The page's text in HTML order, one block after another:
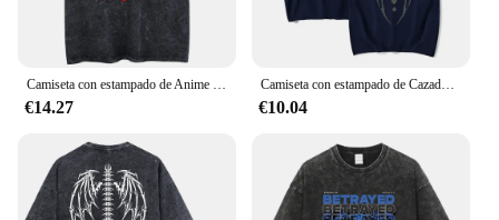
€14.27
Camiseta con estampado de Cazador X Hunter para hombre, camisa lavada de Anime japonés, ropa de calle de Hip Hop, Harajuku, algodón ácido, Tops Unisex
€10.04